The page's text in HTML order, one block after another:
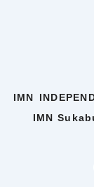
IMN
IMN